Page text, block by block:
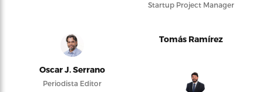
Startup Project Manager
Oscar J. Serrano
Periodista Editor
Tomás Ramírez